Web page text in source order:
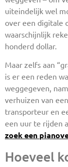
uiteindelijk wel
over een digitale
waarschijnlijk
honderd dollar.
Maar zelfs aan
is er een reden
weggegeven,
verhuizen van
transporteur en
een uur te rijden
zoek een
Hoeveel